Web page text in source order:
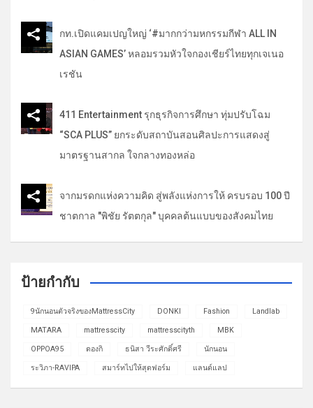
กท.เปิดแคมเปญใหญ่ ‘#มากกว่ามหกรรมกีฬา ALL IN
ASIAN GAMES’ หลอมรวมหัวใจกองเชียร์ไทยทุกเจเนอ
เรชัน
411 Entertainment รุกธุรกิจการศึกษา ทุ่มปรับโฉม
“SCA PLUS” ยกระดับสถาบันสอนศิลปะการแสดงสู่
มาตรฐานสากล ใจกลางทองหล่อ
จากมรดกแห่งความคิด สู่พลังแห่งการให้ ครบรอบ 100 ปี
ชาตกาล "พิชัย รัตตกุล" บุคคลต้นแบบของสังคมไทย
ป้ายกำกับ
9นักนอนตัวจริงของMattressCity DONKI Fashion Landlab
MATARA mattresscity mattresscityth MBK
OPPOA95 ดองกิ ธนิสา วีระศักดิ์ศรี นักนอน
ระวิภา-RAVIPA สมาร์ทไปให้สุดฟอร์ม แลนด์แลป